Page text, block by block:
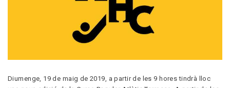
Diumenge, 19 de maig de 2019, a partir de les 9 hores tindrà lloc